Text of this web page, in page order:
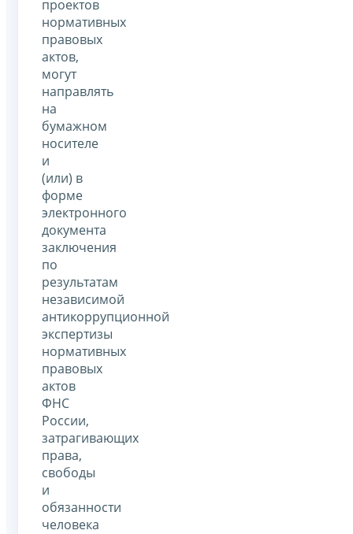
проектов
нормативных
правовых
актов,
могут
направлять
на
бумажном
носителе
и
(или) в
форме
электронного
документа
заключения
по
результатам
независимой
антикоррупционной
экспертизы
нормативных
правовых
актов
ФНС
России,
затрагивающих
права,
свободы
и
обязанности
человека